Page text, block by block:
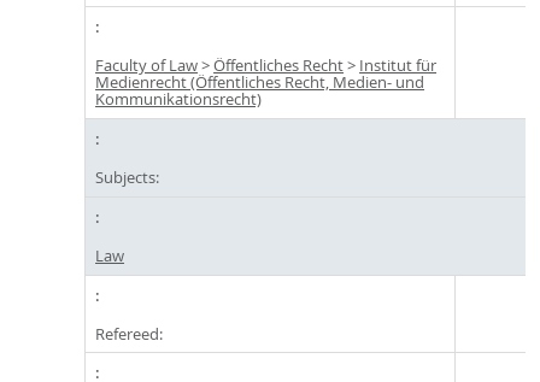
Faculty of Law>Öffentliches Recht> Institut für
Medienrecht (Öffentliches Recht, Medien- und
Kommunikationsrecht)
Subjects:
Law
Refereed: